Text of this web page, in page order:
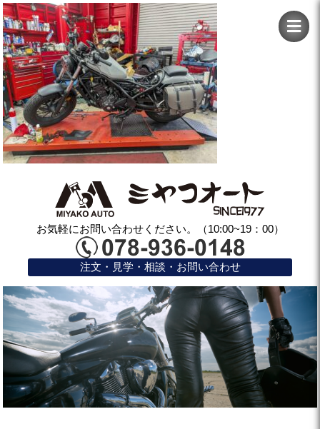
お気軽にお問い合わせください。（10:00~19：00）
注文・見学・相談・お問い合わせ